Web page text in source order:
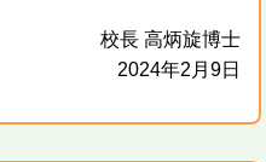
校長 高炳旋博士
2024年2月9日